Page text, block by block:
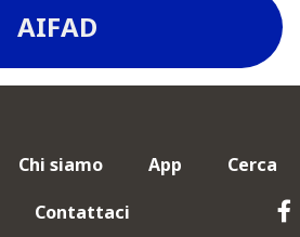
AIFAD
Chi siamo App
Cerca
Contattaci